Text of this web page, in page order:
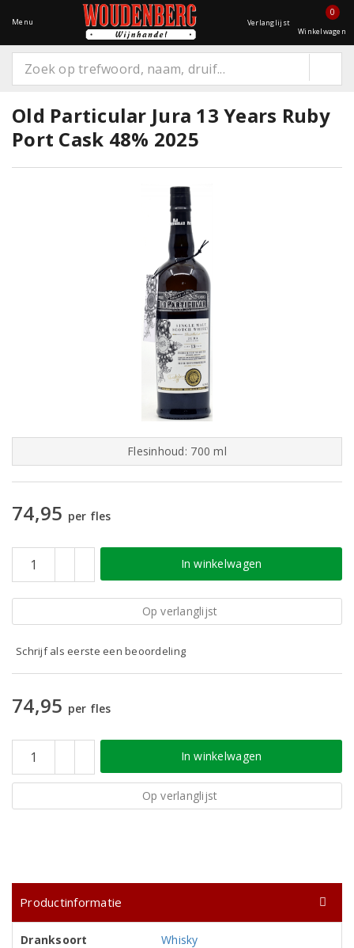
Menu Verlanglijst
0
Winkelwagen
Old Particular Jura 13 Years Ruby
Port Cask 48% 2025
Flesinhoud: 700 ml
74,95 per fles
In winkelwagen
Op verlanglijst
Schrijf als eerste een beoordeling
74,95 per fles
In winkelwagen
Op verlanglijst
Productinformatie
Dranksoort
Whisky